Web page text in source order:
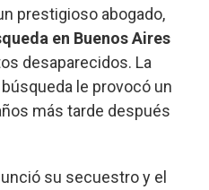
prestigioso abogado,
en Buenos Aires
desaparecidos. La
le provocó un
más tarde después
su secuestro y el